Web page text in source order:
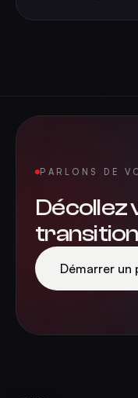
PARLONS DE
Décollez
Démarrer un